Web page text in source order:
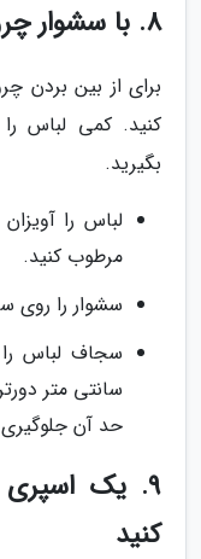
8. با سشوار چروک ها را از بین ببرید
برای از بین بردن
کنید. کمی لباس
بگیرید.
لباس را
مرطوب کنید.
سشوار را
سجاف لباس
سانتی متر
حد آن جلوگیری
9. یک
کنید